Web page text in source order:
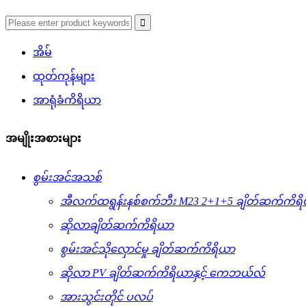
အိမ်
ထုတ်ကုန်များ
အာရုံခံကိရိယာ
အမျိုးအစားများ
စွမ်းအင်အသစ်
အီလက်ထရွန်းနစ်စက်ဘီး M23 2+1+5 ချိတ်ဆက်ကိရိ
ဆိုလာချိတ်ဆက်ကိရိယာ
စွမ်းအင်သိုလှောင်မှု ချိတ်ဆက်ကိရိယာ
ဆိုလာ PV ချိတ်ဆက်ကိရိယာနှင့် ကေဘယ်လ်
အားသွင်းတိုင် ပလပ်